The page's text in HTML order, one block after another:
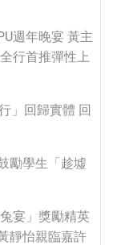
週年晚宴 黃主
行首推彈性上
」回歸實體 回
勵學生「趁墟
宴」獎勵精英
靜怡親臨嘉許